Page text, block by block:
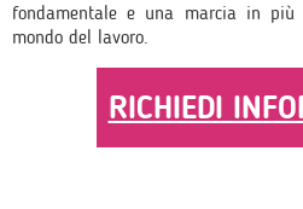
fondamentale e una marcia in
mondo del lavoro.
RICHIEDI